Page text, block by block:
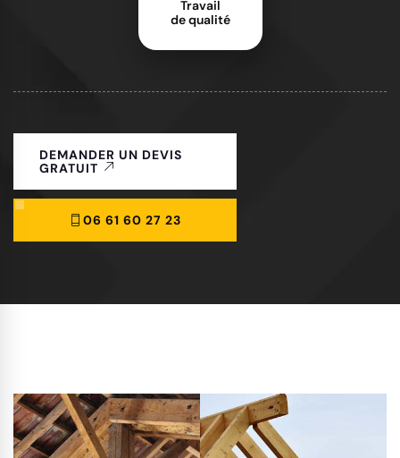
Travail
de qualité
DEMANDER UN DEVIS
GRATUIT
06 61 60 27 23